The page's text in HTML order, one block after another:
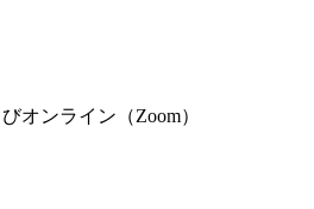
オンライン（Zoom）